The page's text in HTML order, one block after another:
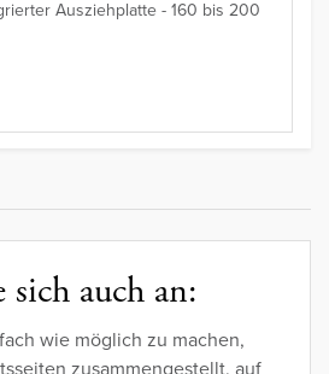
Ausziehplatte - 160 bis 200
sich auch an:
wie möglich zu machen,